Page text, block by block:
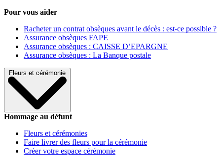
Pour vous aider
Racheter un contrat obsèques avant le décès : est-ce possible ?
Assurance obsèques FAPE
Assurance obsèques : CAISSE D’EPARGNE
Assurance obsèques : La Banque postale
Fleurs et cérémonie
Hommage au défunt
Fleurs et cérémonies
Faire livrer des fleurs pour la cérémonie
Créer votre espace cérémonie